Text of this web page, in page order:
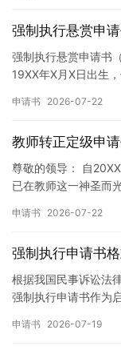
强制执行悬赏申
强制执行悬赏申请书
19XX年X月X日出生
申请书 2026-07-22
教师转正定级申
尊敬的领导： 自
已在教师这一神圣而
申请书 2026-07-22
强制执行申请书
根据我国民事诉讼法
强制执行申请书作为
纸张与…
申请书 2026-07-19